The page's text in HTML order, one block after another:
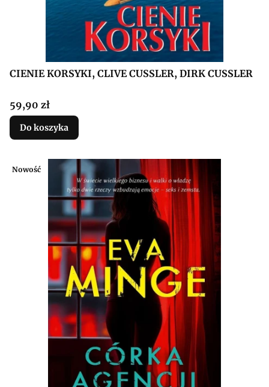
CIENIE KORSYKI, CLIVE CUSSLER, DIRK CUSSLER
Cena
59,90 zł
Do koszyka
Nowość